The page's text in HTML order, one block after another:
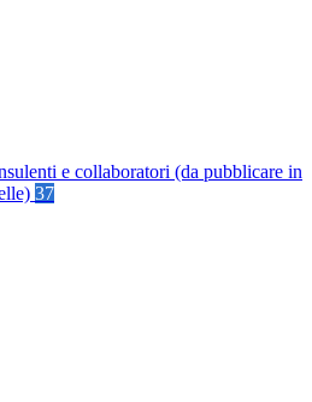
e collaboratori (da pubblicare in
37